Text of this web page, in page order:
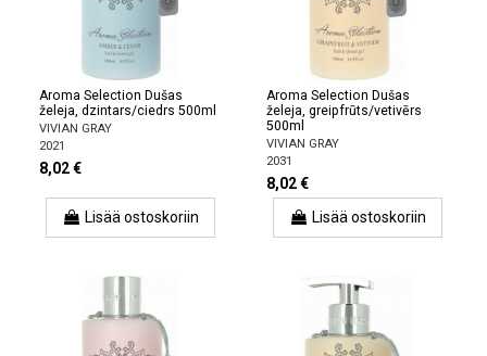
Aroma Selection Dušas
želeja, dzintars/ciedrs 500ml
VIVIAN GRAY
2021
8,02 €
Lisää ostoskoriin
Aroma Selection Dušas
želeja, greipfrūts/vetivērs
500ml
VIVIAN GRAY
2031
8,02 €
Lisää ostoskoriin